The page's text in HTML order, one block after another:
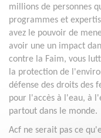
millions de personnes
programmes et
avez le pouvoir de
avoir une un impact
contre la Faim, vous
la protection de
défense des droits des
pour l'accès à l'eau, à
partout dans le monde.
Acf ne serait pas ce